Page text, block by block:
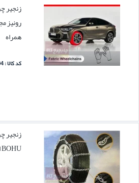
همراه
کد کالا : 4994
زنجیر
BOHU اصل